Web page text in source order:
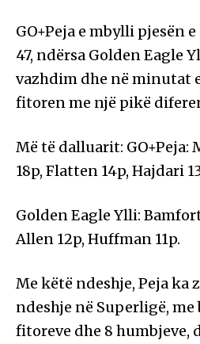
GO+Peja e mbylli pjesën
47, ndërsa Golden Eagle
vazhdim dhe në minutat
fitoren me një pikë
Më të dalluarit: GO+Peja:
18p, Flatten 14p, Hajdari
Golden Eagle Ylli:
Allen 12p, Huffman 11p.
Me këtë ndeshje, Peja ka
ndeshje në Superligë, me
fitoreve dhe 8 humbjeve,